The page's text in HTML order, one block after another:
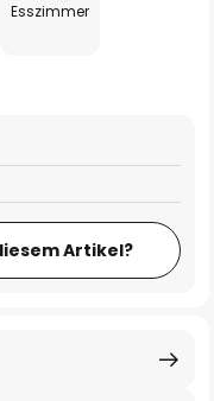
Esszimmer
Artikel?